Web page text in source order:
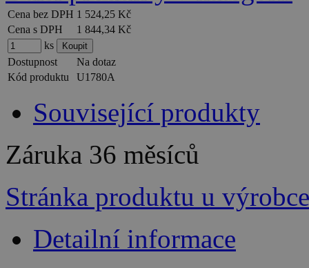
Cena bez DPH 1 524,25 Kč
Cena s DPH
1 844,34 Kč
ks
Dostupnost
Na dotaz
Kód produktu
U1780A
Související produkty
Záruka 36 měsíců
Stránka produktu u výrobce
Detailní informace